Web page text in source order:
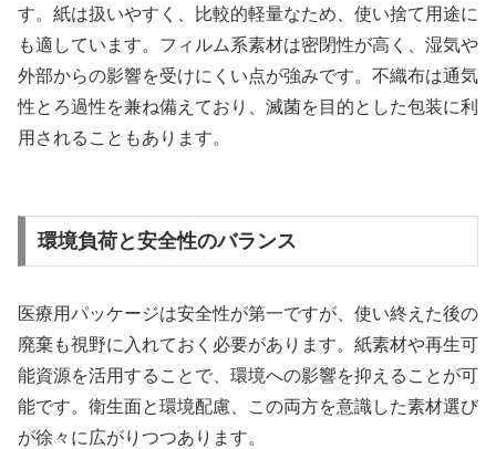
す。紙は扱いやすく、比較的軽量なため、使い捨て用途に
も適しています。フィルム系素材は密閉性が高く、湿気や
外部からの影響を受けにくい点が強みです。不織布は通気
性とろ過性を兼ね備えており、滅菌を目的とした包装に利
用されることもあります。
環境負荷と安全性のバランス
医療用パッケージは安全性が第一ですが、使い終えた後の
廃棄も視野に入れておく必要があります。紙素材や再生可
能資源を活用することで、環境への影響を抑えることが可
能です。衛生面と環境配慮、この両方を意識した素材選び
が徐々に広がりつつあります。